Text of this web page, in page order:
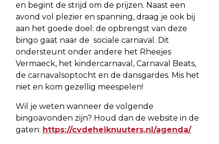
en begint de strijd om de prijzen. Naast een
avond vol plezier en spanning, draag je ook bij
aan het goede doel: de opbrengst van deze
bingo gaat naar de sociale carnaval. Dit
ondersteunt onder andere het Rheejes
Vermaeck, het kindercarnaval, Carnaval Beats,
de carnavalsoptocht en de dansgardes. Mis het
niet en kom gezellig meespelen!
Wil je weten wanneer de volgende
bingoavonden zijn? Houd dan de website in de
gaten: https://cvdeheiknuuters.nl/agenda/